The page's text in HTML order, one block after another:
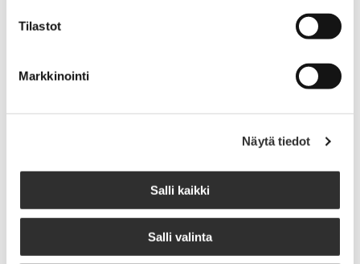
Tilastot
Markkinointi
Näytä tiedot
Salli kaikki
Salli valinta
Jumala välittäisi tämänkaltaisesta? Masentuneen tai
itseään vähättelevän persoonallisuus vaikuttaa myös
Pienen vauvan minuus rakentuu hyvin olennaisella tavalla
fyysisen kosketuksen ja ruumiillisuuden kautta. Tuskin
olennainen asia ihmisen hengellisen minuuden
rakentumisessa on hänen fyysisyytensä,
sukupuolisuutensa ja seksuaalisuutensa. Näillä alueilla
koetut hyväksymisen tai hylätyksi tulemisen kokemukset
värittävät hyvin usein myös jumalasuhdetta.